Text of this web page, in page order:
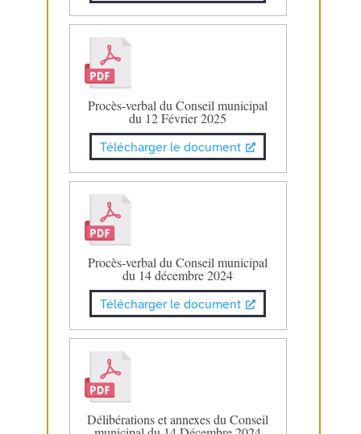
Procès-verbal du Conseil municipal
du 12 Février 2025
Télécharger le document
Procès-verbal du Conseil municipal
du 14 décembre 2024
Télécharger le document
Délibérations et annexes du Conseil